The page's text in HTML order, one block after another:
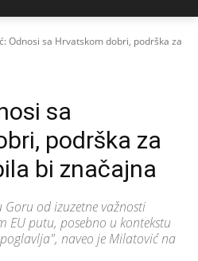
Odnosi sa Hrvatskom dobri, podrška za
sa
podrška za
bi značajna
Goru od izuzetne važnosti
EU putu, posebno u kontekstu
naveo je Milatović na